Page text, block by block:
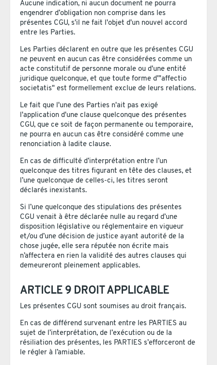
Aucune indication, ni aucun document ne pourra
engendrer d’obligation non comprise dans les
présentes CGU, s'il ne fait l'objet d'un nouvel accord
entre les Parties.
Les Parties déclarent en outre que les présentes CGU
ne peuvent en aucun cas être considérées comme un
acte constitutif de personne morale ou d'une entité
juridique quelconque, et que toute forme d'"affectio
societatis" est formellement exclue de leurs relations.
Le fait que l'une des Parties n'ait pas exigé
l'application d'une clause quelconque des présentes
CGU, que ce soit de façon permanente ou temporaire,
ne pourra en aucun cas être considéré comme une
renonciation à ladite clause.
En cas de difficulté d’interprétation entre l’un
quelconque des titres figurant en tête des clauses, et
l’une quelconque de celles-ci, les titres seront
déclarés inexistants.
Si l’une quelconque des stipulations des présentes
CGU venait à être déclarée nulle au regard d’une
disposition législative ou réglementaire en vigueur
et/ou d’une décision de justice ayant autorité de la
chose jugée, elle sera réputée non écrite mais
n’affectera en rien la validité des autres clauses qui
demeureront pleinement applicables.
ARTICLE 9 DROIT APPLICABLE
Les présentes CGU sont soumises au droit français.
En cas de différend survenant entre les PARTIES au
sujet de l’interprétation, de l’exécution ou de la
résiliation des présentes, les PARTIES s’efforceront de
le régler à l’amiable.